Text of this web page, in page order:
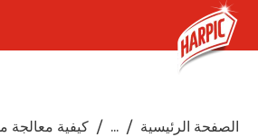
الصفحة الرئيسية